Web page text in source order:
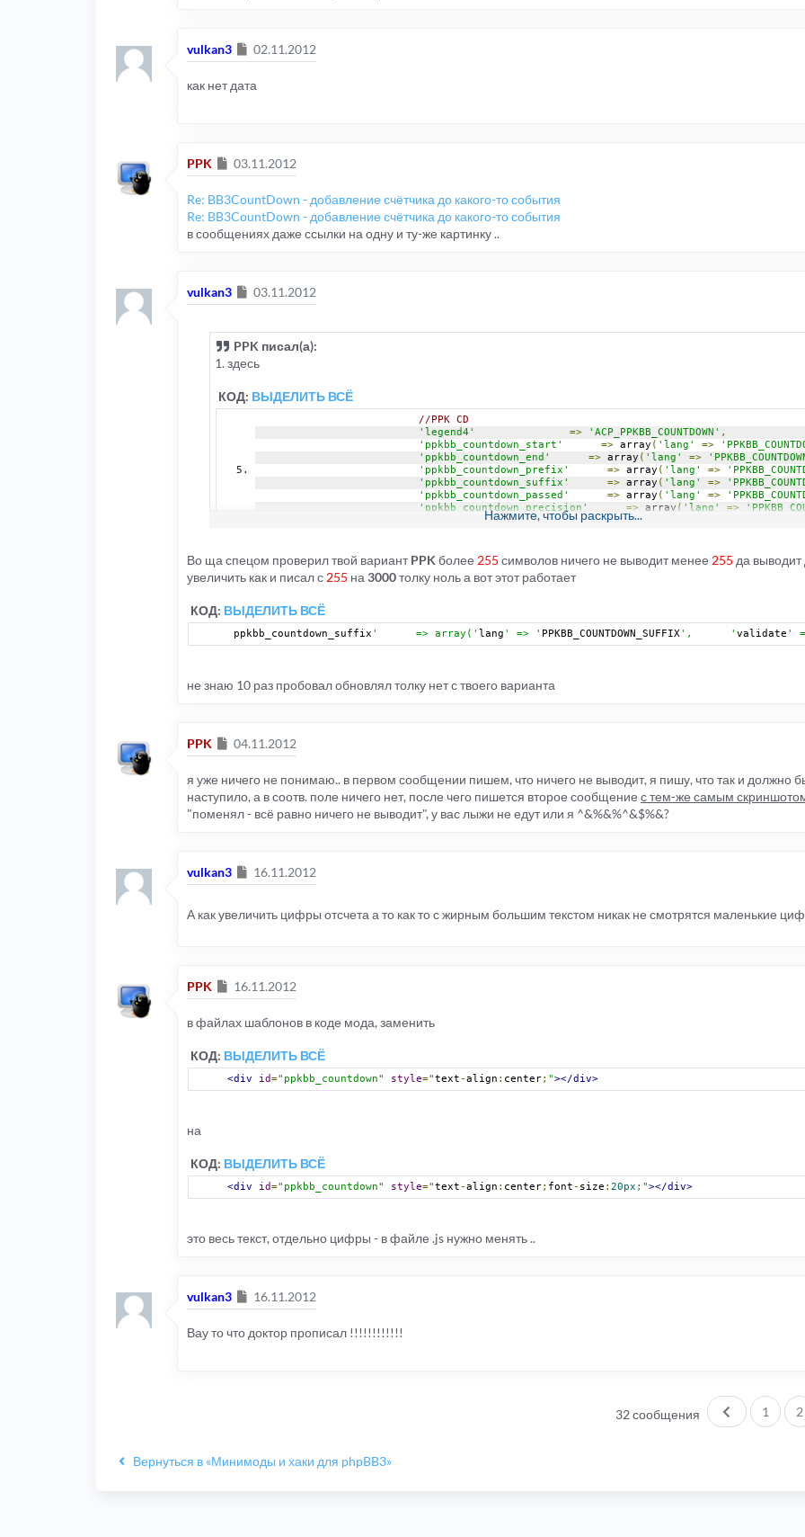
vulkan3 Сообщение
02.11.2012
как нет дата
PPK Сообщение
03.11.2012
Re: BB3CountDown - добавление счётчика до какого-то события
Re: BB3CountDown - добавление счётчика до какого-то события
в сообщениях даже ссылки на одну и ту-же картинку ..
vulkan3 Сообщение
03.11.2012
PPK писал(а):
1. здесь
КОД: ВЫДЕЛИТЬ ВСЁ
//PPK CD
'legend4'
=> 'ACP_PPKBB_COUNTDOWN' ,
'ppkbb_countdown_start'
=> array ( 'lang' =>
'ppkbb_countdown_end'
=> array ( 'lang' =>
'ppkbb_countdown_prefix'
=> array ( 'lang' =>
'ppkbb_countdown_suffix'
=> array ( 'lang' =>
'ppkbb_countdown_passed'
=> array ( 'lang' =>
'ppkbb_countdown_precision'
=> array ( 'lang' =>
вместо
КОД:ВЫДЕЛИТЬ ВСЁ
text
нужно поставить
2. он всё равно работать не будет, бб-код там не обрабатывается.
Нажмите, чтобы раскрыть...
Во ща спецом проверил твой вариантPPKболее 255 символов ничего не выводит менее 255 да
увеличить как и писал с255 на3000толку ноль а вот этот работает
КОД: ВЫДЕЛИТЬ ВСЁ
ppkbb_countdown_suffix '      => array(' lang ' => ' PPKBB_COUNTDOWN_SUFFIX',      ' validate '
не знаю 10 раз пробовал обновлял толку нет с твоего варианта
PPK Сообщение
04.11.2012
я уже ничего не понимаю.. в первом сообщении пишем, что ничего не выводит, я пишу, что так и должно
наступило, а в соотв. поле ничего нет, после чего пишется второе сообщение с тем-же самым
"поменял - всё равно ничего не выводит", у вас лыжи не едут или я ^&%&%^&$%&?
vulkan3 Сообщение
16.11.2012
А как увеличить цифры отсчета а то как то с жирным большим текстом никак не смотрятся маленькие
PPK Сообщение
16.11.2012
в файлах шаблонов в коде мода, заменить
КОД: ВЫДЕЛИТЬ ВСЁ
<div id="ppkbb_countdown" style="text-align : center; "></div>
на
КОД: ВЫДЕЛИТЬ ВСЁ
<div id="ppkbb_countdown" style="text-align : center; font- size : 20px ; "></div>
это весь текст, отдельно цифры - в файле .js нужно менять ..
vulkan3 Сообщение
16.11.2012
Вау то что доктор прописал !!!!!!!!!!!!
32 сообщения Пред.1 2
Вернуться в «Минимоды и хаки для phpBB3»